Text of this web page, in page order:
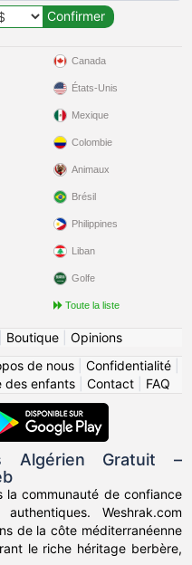
Canada
États-Unis
Mexique
Colombie
Animaux
Brésil
Philippines
Liban
Golfe
Toute la liste
Boutique| Opinions
de nous Confidentialité
des enfants| Contact| FAQ
Algérien Gratuit –
la communauté de confiance
Weshrak.com
de la côte méditerranéenne
le riche héritage berbère,